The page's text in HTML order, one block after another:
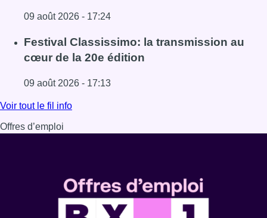
09 août 2026 - 17:24
Lire l'article La 718e plantation du Meyboom célébrée
Festival Classissimo: la transmission au
cœur de la 20e édition
09 août 2026 - 17:13
Lire l'article Festival Classissimo: la transmission au
Voir tout le fil info
Offres d’emploi